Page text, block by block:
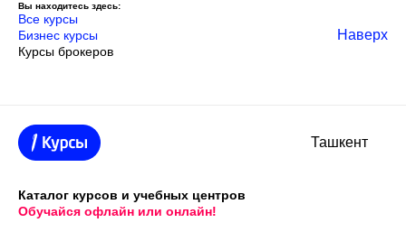
Вы находитесь здесь:
Все курсы
Бизнес курсы
Курсы брокеров
Наверх
Ташкент
Каталог курсов и учебных центров
Обучайся офлайн или онлайн!